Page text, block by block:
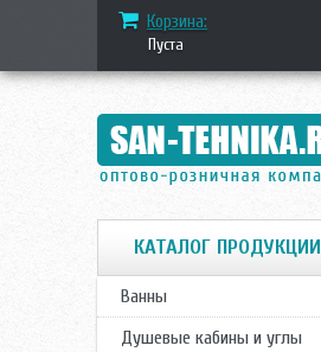
Корзина:
Пуста
КАТАЛОГ ПРОДУКЦИИ
Ванны
Душевые кабины и углы